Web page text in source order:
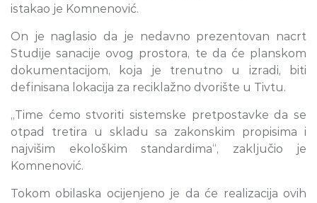
istakao je Komnenović.
On je naglasio da je nedavno prezentovan nacrt
Studije sanacije ovog prostora, te da će planskom
dokumentacijom, koja je trenutno u izradi, biti
definisana lokacija za reciklažno dvorište u Tivtu.
„Time ćemo stvoriti sistemske pretpostavke da se
otpad tretira u skladu sa zakonskim propisima i
najvišim ekološkim standardima“, zaključio je
Komnenović.
Tokom obilaska ocijenjeno je da će realizacija ovih